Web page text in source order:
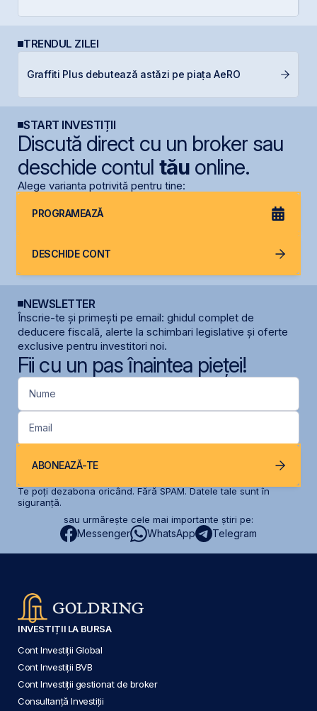
TRENDUL ZILEI
Graffiti Plus debutează astăzi pe piața AeRO
START INVESTIȚII
Discută direct cu un broker sau
deschide contul tăuonline.
Alege varianta potrivită pentru tine:
PROGRAMEAZĂ
DESCHIDE CONT
NEWSLETTER
Înscrie-te și primești pe email: ghidul complet de
deducere fiscală, alerte la schimbari legislative și oferte
exclusive pentru investitori noi.
Fii cu un pas înaintea pieței!
Nume
Email
ABONEAZĂ-TE
Te poți dezabona oricând. Fără SPAM. Datele tale sunt în
siguranță.
sau urmărește cele mai importante știri pe:
Messenger WhatsApp Telegram
INVESTIȚII LA BURSA
Cont Investiții Global
Cont Investiții BVB
Cont Investiții gestionat de broker
Consultanță Investiții